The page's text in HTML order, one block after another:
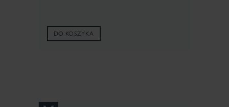
DO KOSZYKA